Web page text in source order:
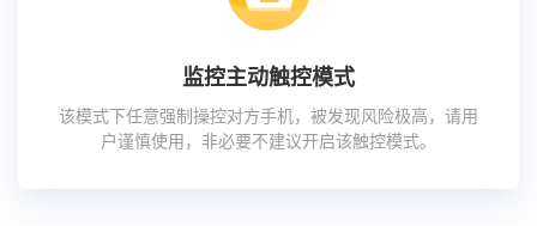
监控主动触控模式
该模式下任意强制操控对方手机，被发现风险极高，请用
户谨慎使用，非必要不建议开启该触控模式。